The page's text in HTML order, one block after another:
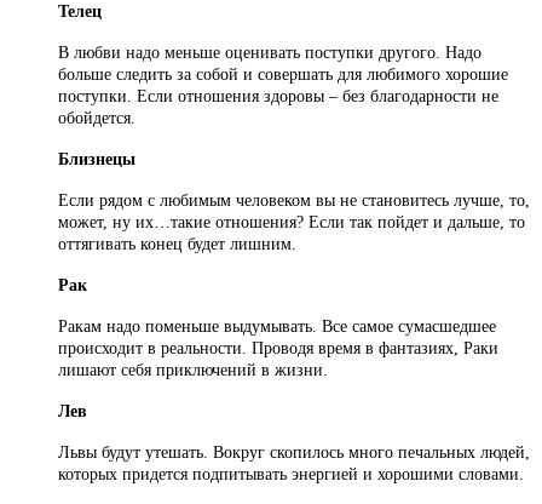
Телец
В любви надо меньше оценивать поступки другого. Надо
больше следить за собой и совершать для любимого хорошие
поступки. Если отношения здоровы – без благодарности не
обойдется.
Близнецы
Если рядом с любимым человеком вы не становитесь лучше, то,
может, ну их…такие отношения? Если так пойдет и дальше, то
оттягивать конец будет лишним.
Рак
Ракам надо поменьше выдумывать. Все самое сумасшедшее
происходит в реальности. Проводя время в фантазиях, Раки
лишают себя приключений в жизни.
Лев
Львы будут утешать. Вокруг скопилось много печальных людей,
которых придется подпитывать энергией и хорошими словами.